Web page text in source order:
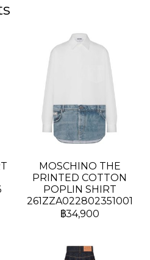
MOSCHINO THE
PRINTED COTTON
POPLIN SHIRT
261ZZA022802351001
฿34,900